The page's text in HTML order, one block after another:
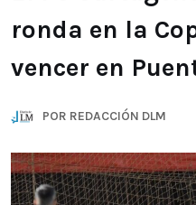
ronda en la
vencer en
POR REDACCIÓN DLM